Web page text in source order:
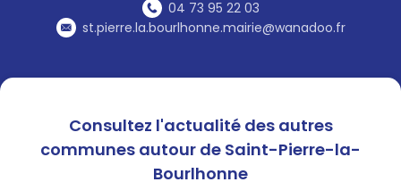
04 73 95 22 03
st.pierre.la.bourlhonne.mairie@wanadoo.fr
Consultez l'actualité des autres
communes autour de Saint-Pierre-la-
Bourlhonne